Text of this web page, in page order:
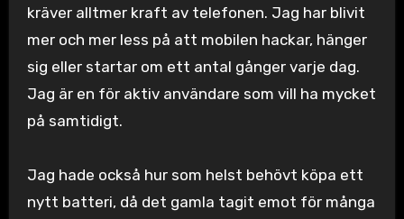
kräver alltmer kraft av telefonen. Jag har blivit
mer och mer less på att mobilen hackar, hänger
sig eller startar om ett antal gånger varje dag.
Jag är en för aktiv användare som vill ha mycket
på samtidigt.
Jag hade också hur som helst behövt köpa ett
nytt batteri, då det gamla tagit emot för många